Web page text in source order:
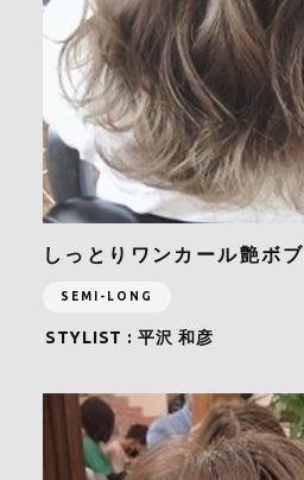
しっとりワンカール艶ボブ
SEMI-LONG
STYLIST : 平沢 和彦